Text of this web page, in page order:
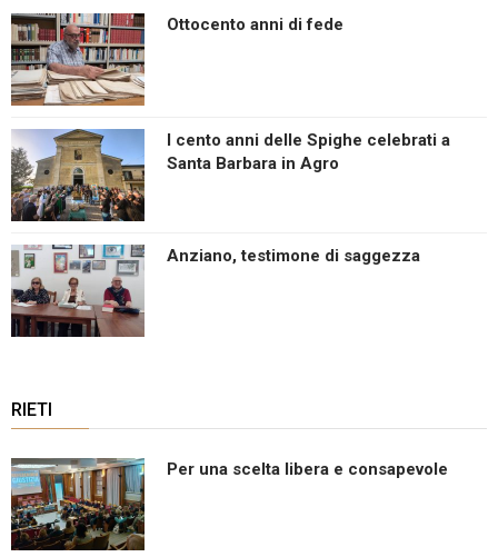
N
a
v
i
g
a
t
i
o
n
Ottocento anni di fede
I cento anni delle Spighe celebrati a
Santa Barbara in Agro
Anziano, testimone di saggezza
RIETI
Per una scelta libera e consapevole